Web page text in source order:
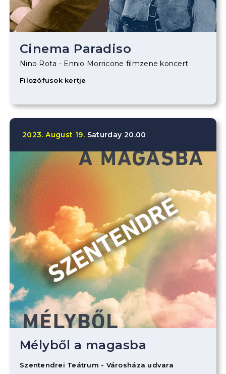
Cinema Paradiso
Nino Rota - Ennio Morricone filmzene koncert
Filozófusok kertje
2023. August 19. Saturday 20.00
Mélyből a magasba
Szentendrei Teátrum - Városháza udvara